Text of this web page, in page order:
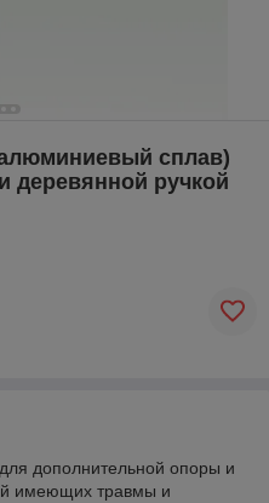
сплав)
деревянной ручкой
дополнительной опоры и
имеющих травмы и